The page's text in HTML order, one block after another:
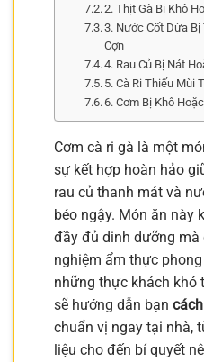
2. Thịt Gà Bị Khô
3. Nước Cốt Dừa
Cợn
4. Rau Củ Bị Nát
5. Cà Ri Thiếu Mùi
6. Cơm Bị Khô
Cơm cà ri gà là một
sự kết hợp hoàn hảo
rau củ thanh mát và
béo ngậy. Món ăn này
đầy đủ dinh dưỡng mà
nghiệm ẩm thực
những thực khách khó
sẽ hướng dẫn bạn
chuẩn vị ngay tại nhà,
liệu cho đến bí quyết